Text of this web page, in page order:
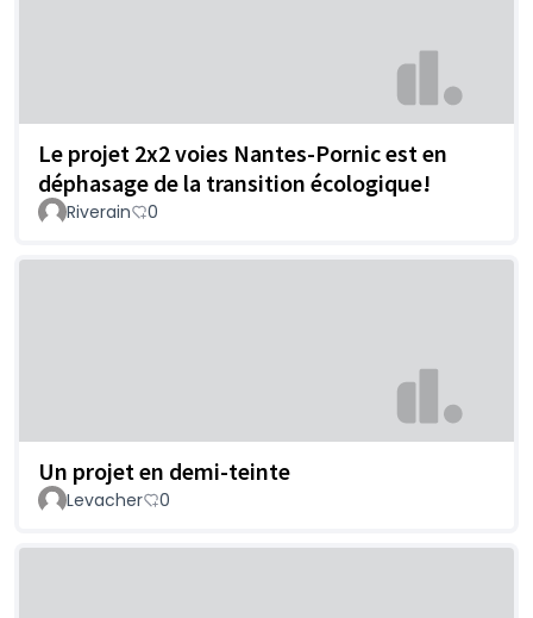
Le projet 2x2 voies Nantes-Pornic est en
déphasage de la transition écologique!
Riverain 0
Un projet en demi-teinte
Levacher 0